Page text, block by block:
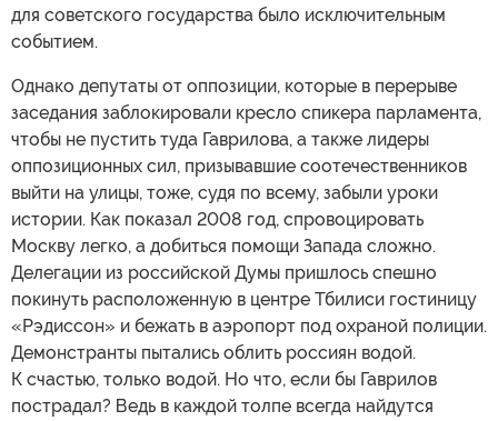
для советского государства было исключительным
событием.
Однако депутаты от оппозиции, которые в перерыве
заседания заблокировали кресло спикера парламента,
чтобы не пустить туда Гаврилова, а также лидеры
оппозиционных сил, призывавшие соотечественников
выйти на улицы, тоже, судя по всему, забыли уроки
истории. Как показал 2008 год, спровоцировать
Москву легко, а добиться помощи Запада сложно.
Делегации из российской Думы пришлось спешно
покинуть расположенную в центре Тбилиси гостиницу
«Рэдиссон» и бежать в аэропорт под охраной полиции.
Демонстранты пытались облить россиян водой.
К счастью, только водой. Но что, если бы Гаврилов
пострадал? Ведь в каждой толпе всегда найдутся